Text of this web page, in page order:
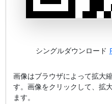
シングルダウンロード
画像はブラウザによって拡大
す。画像をクリックして、拡
ます。